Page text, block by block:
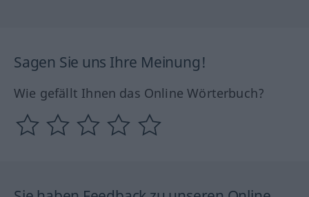
Sagen Sie uns Ihre Meinung!
Wie gefällt Ihnen das Online Wörterbuch?